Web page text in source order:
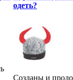
одеть?
Созданы и